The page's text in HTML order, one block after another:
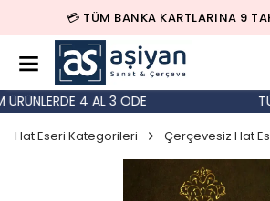
💳 TÜM BANKA KARTLARINA 9
4 AL 3 ÖDE
Hat Eseri Kategorileri Çerçevesiz Hat